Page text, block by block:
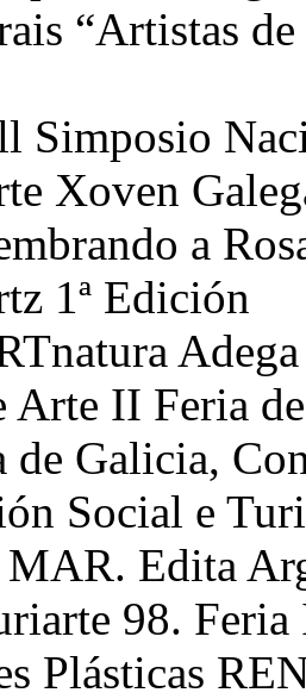
“Artistas
Simposio
Xoven
a
1ª Edición
Adega
Arte II Feria
de Galicia,
Social e
MAR. Edita
98.
Plásticas